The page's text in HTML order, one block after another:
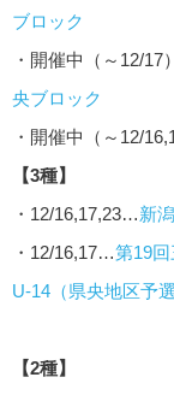
ブロック
・開催中（～12/17
央ブロック
・開催中（～12/
【3種】
・12/16,17,23…新
・12/16,17…第19
U-14（県央地区予選
【2種】